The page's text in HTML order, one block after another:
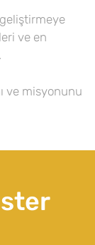
ve en
ve misyonunu